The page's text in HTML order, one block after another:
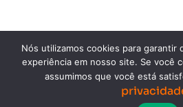
Nós utilizamos cookies para garantir
experiência em nosso site. Se você
assumimos que você está